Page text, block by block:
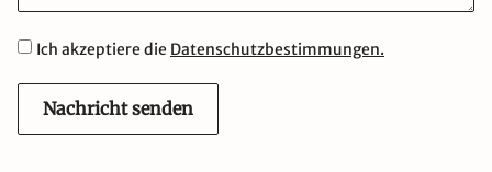
Ich akzeptiere die Datenschutzbestimmungen.
Nachricht senden